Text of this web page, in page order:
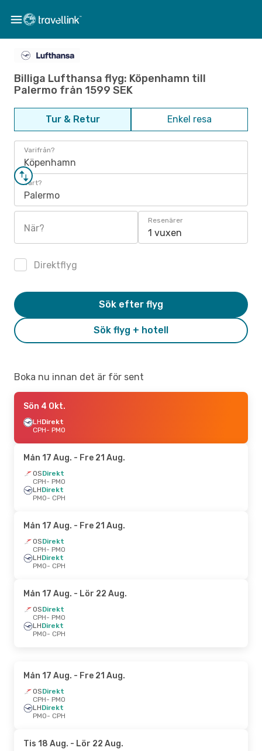
Billiga Lufthansa flyg: Köpenhamn till
Palermo från 1599 SEK
Tur & Retur Enkel resa
Varifrån?
Köpenhamn
Vart?
Palermo
När?
Resenärer
1 vuxen
Direktflyg
Sök flyg + hotell
Sök efter flyg
Boka nu innan det är för sent
Sön 4 Okt.
LHDirekt
CPH- PMO
Mån 17 Aug. - Fre 21 Aug.
OSDirekt
CPH- PMO
LHDirekt
PMO- CPH
Mån 17 Aug. - Fre 21 Aug.
OSDirekt
CPH- PMO
LHDirekt
PMO- CPH
Mån 17 Aug. - Lör 22 Aug.
OSDirekt
CPH- PMO
LHDirekt
PMO- CPH
Mån 17 Aug. - Fre 21 Aug.
OSDirekt
CPH- PMO
LHDirekt
PMO- CPH
Tis 18 Aug. - Lör 22 Aug.